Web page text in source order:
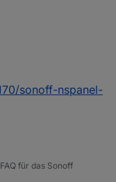
Bei mir
angelegt, keine
andere
der "Gelben Tonne"
für die Farbe der
wird.
sonoff-nspanel-
für das Sonoff